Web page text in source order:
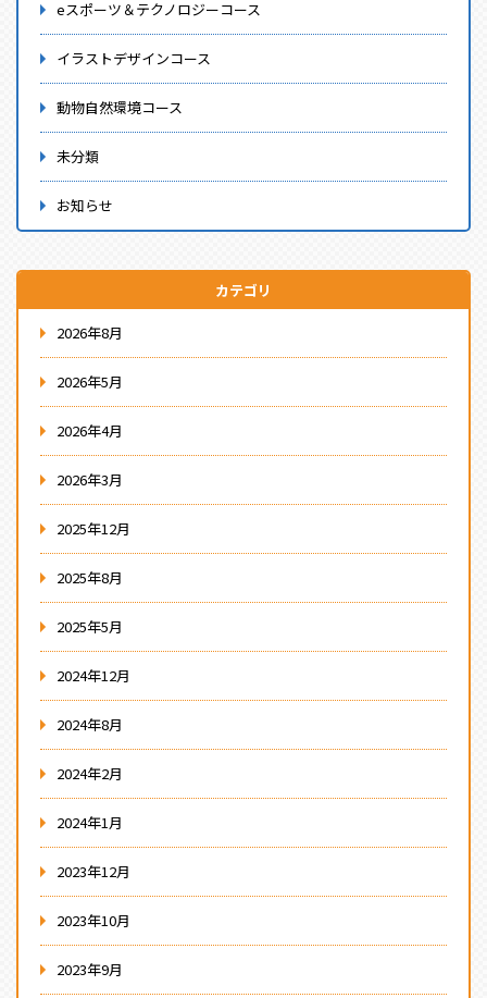
eスポーツ＆テクノロジーコース
イラストデザインコース
動物自然環境コース
未分類
お知らせ
カテゴリ
2026年8月
2026年5月
2026年4月
2026年3月
2025年12月
2025年8月
2025年5月
2024年12月
2024年8月
2024年2月
2024年1月
2023年12月
2023年10月
2023年9月